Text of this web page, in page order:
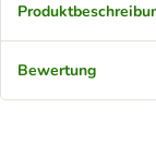
Bewertung